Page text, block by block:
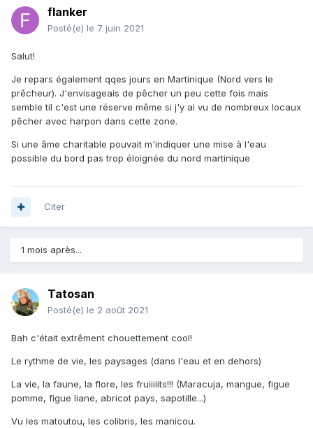
flanker
Posté(e) le 7 juin 2021
Salut!
Je repars également qqes jours en Martinique (Nord vers le
prêcheur). J'envisageais de pêcher un peu cette fois mais
semble til c'est une réserve même si j'y ai vu de nombreux locaux
pêcher avec harpon dans cette zone.
Si une âme charitable pouvait m'indiquer une mise à l'eau
possible du bord pas trop éloignée du nord martinique
Citer
1 mois après...
Tatosan
Posté(e) le 2 août 2021
Bah c'était extrêment chouettement cool!
Le rythme de vie, les paysages (dans l'eau et en dehors)
La vie, la faune, la flore, les fruiiiiits!!! (Maracuja, mangue, figue
pomme, figue liane, abricot pays, sapotille...)
Vu les matoutou, les colibris, les manicou.